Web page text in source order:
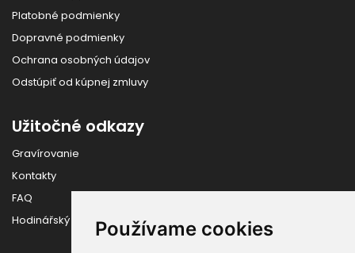
Používame cookies
Platobné podmienky
Dopravné podmienky
Ochrana osobných údajov
Odstúpiť od kúpnej zmluvy
Užitočné odkazy
Gravírovanie
Kontakty
FAQ
Hodinářský slovník